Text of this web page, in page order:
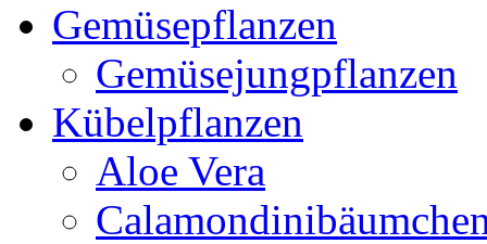
Gemüsepflanzen
Gemüsejungpflanzen
Kübelpflanzen
Aloe Vera